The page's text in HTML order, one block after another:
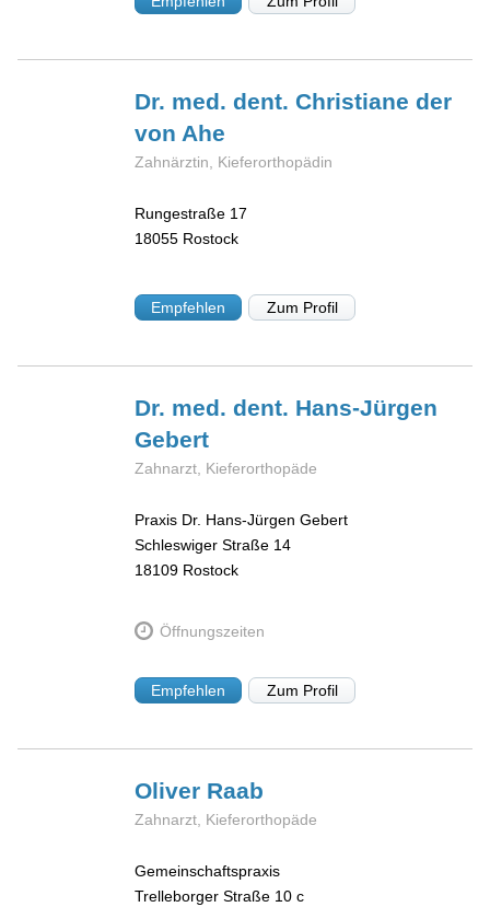
Dr. med. dent. Christiane der
von Ahe
Zahnärztin, Kieferorthopädin
Rungestraße 17
18055 Rostock
Empfehlen Zum Profil
Dr. med. dent. Hans-Jürgen
Gebert
Zahnarzt, Kieferorthopäde
Praxis Dr. Hans-Jürgen Gebert
Schleswiger Straße 14
18109 Rostock
Öffnungszeiten
Empfehlen Zum Profil
Oliver Raab
Zahnarzt, Kieferorthopäde
Gemeinschaftspraxis
Trelleborger Straße 10 c